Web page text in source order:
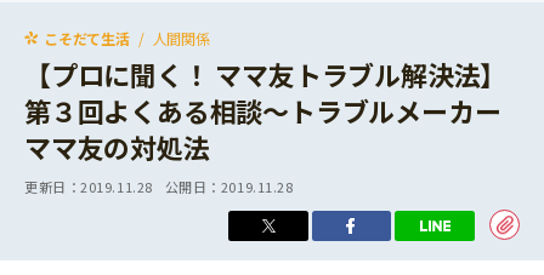
年齢から探す
3歳
年中
年長
こそだて生活 人間関係
【プロに聞く！ ママ友トラブル解決法】
第３回よくある相談～トラブルメーカー
ママ友の対処法
更新日：2019.11.28 公開日： 2019.11.28